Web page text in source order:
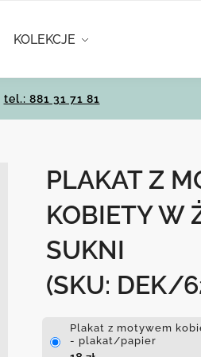
KOLEKCJE
tel.: 881 31 71 81
PLAKAT Z
KOBIETY W
SUKNI
(SKU: DEK/
Plakat z motywem
- plakat/papier